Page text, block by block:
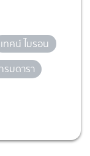
เทศน์ ไมรอน
รมดารา